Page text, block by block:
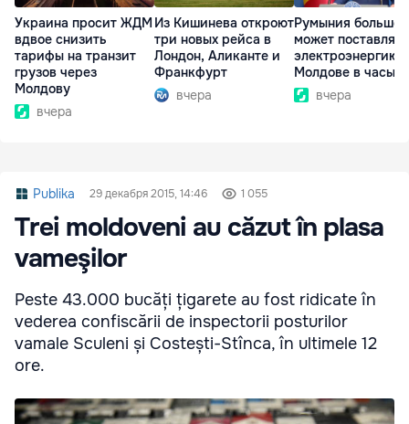
Украина просит ЖДМ
вдвое снизить
тарифы на транзит
грузов через
Молдову
вчера
Из Кишинева откроют
три новых рейса в
Лондон, Аликанте и
Франкфурт
вчера
Румыния больше
может поставлять
электроэнергию
Молдове в часы
вчера
Publika 29 декабря 2015, 14:46 1 055
Trei moldoveni au căzut în plasa
vameşilor
Peste 43.000 bucăți țigarete au fost ridicate în
vederea confiscării de inspectorii posturilor
vamale Sculeni și Costești-Stînca, în ultimele 12
ore.